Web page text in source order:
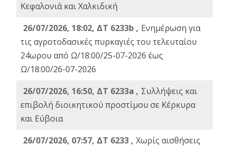
Κεφαλονιά και Χαλκιδική
26/07/2026, 18:02, ΔΤ 6233b , Ενημέρωση για
τις αγροτοδασικές πυρκαγιές του τελευταίου
24ωρου από Ω/18:00/25-07-2026 έως
Ω/18:00/26-07-2026
26/07/2026, 16:50, ΔΤ 6233a , Συλλήψεις και
επιβολή διοικητικού προστίμου σε Κέρκυρα
και Εύβοια
26/07/2026, 07:57, ΔΤ 6233 , Χωρίς αισθήσεις